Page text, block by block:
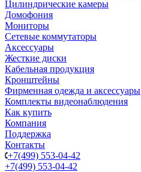
Цилиндрические камеры
Домофония
Мониторы
Сетевые коммутаторы
Аксессуары
Жесткие диски
Кабельная продукция
Кронштейны
Фирменная одежда и аксессуары
Комплекты видеонаблюдения
Как купить
Компания
Поддержка
Контакты
+7(499) 553-04-42
+7(499) 553-04-42